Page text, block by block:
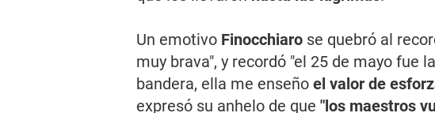
Un emotivo Finocchiaro se quebró al
muy brava", y recordó "el 25 de mayo fue
bandera, ella me enseño el valor de
expresó su anhelo de que "los maestros